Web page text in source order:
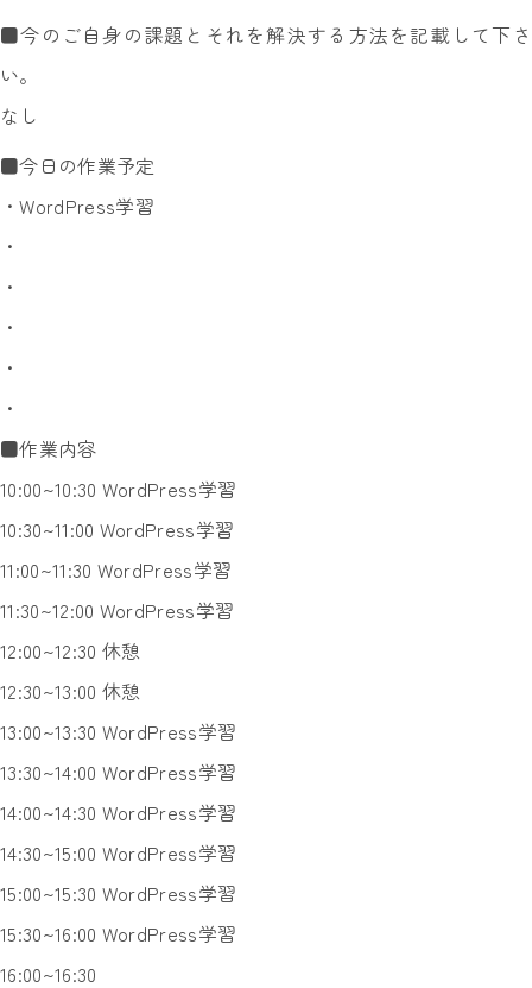
■今のご自身の課題とそれを解決する方法を記載して下さ
い。
なし
■今日の作業予定
・WordPress学習
・
・
・
・
・
■作業内容
10:00~10:30 WordPress学習
10:30~11:00 WordPress学習
11:00~11:30 WordPress学習
11:30~12:00 WordPress学習
12:00~12:30 休憩
12:30~13:00 休憩
13:00~13:30 WordPress学習
13:30~14:00 WordPress学習
14:00~14:30 WordPress学習
14:30~15:00 WordPress学習
15:00~15:30 WordPress学習
15:30~16:00 WordPress学習
16:00~16:30